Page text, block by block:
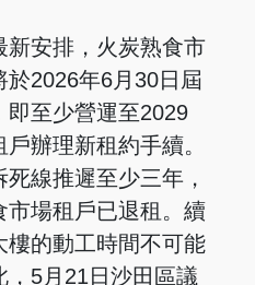
安排，火炭熟食市
2026年6月30日屆
即至少營運至2029
辦理新租約手續。
線推遲至少三年，
場租戶已退租。續
的動工時間不可能
5月21日沙田區議